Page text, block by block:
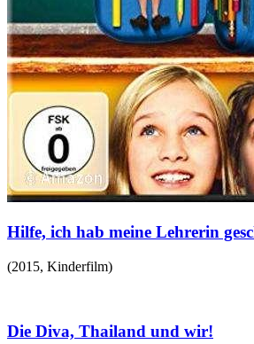
Hilfe, ich hab meine Lehrerin
(2015, Kinderfilm)
Die Diva, Thailand und wir!